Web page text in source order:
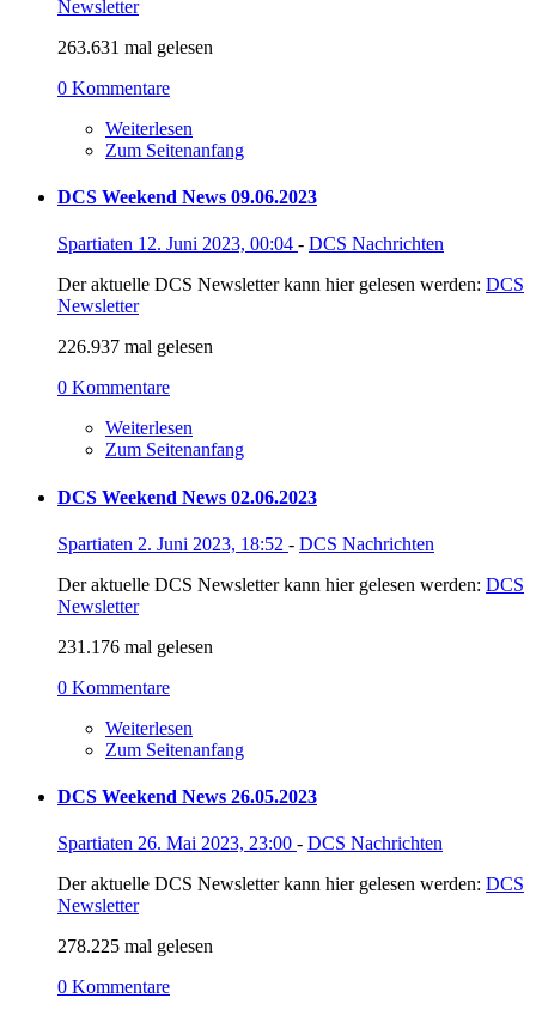
Newsletter
263.631 mal gelesen
0 Kommentare
Weiterlesen
Zum Seitenanfang
DCS Weekend News 09.06.2023
Spartiaten 12. Juni 2023, 00:04 - DCS Nachrichten
Der aktuelle DCS Newsletter kann hier gelesen werden: DCS
Newsletter
226.937 mal gelesen
0 Kommentare
Weiterlesen
Zum Seitenanfang
DCS Weekend News 02.06.2023
Spartiaten 2. Juni 2023, 18:52 - DCS Nachrichten
Der aktuelle DCS Newsletter kann hier gelesen werden: DCS
Newsletter
231.176 mal gelesen
0 Kommentare
Weiterlesen
Zum Seitenanfang
DCS Weekend News 26.05.2023
Spartiaten 26. Mai 2023, 23:00 - DCS Nachrichten
Der aktuelle DCS Newsletter kann hier gelesen werden: DCS
Newsletter
278.225 mal gelesen
0 Kommentare